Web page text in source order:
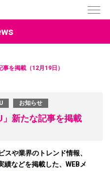
を掲載（12月19日）
お知らせ
」新たな記事を掲載
スや業界のトレンド情報、
績などを掲載した、WEBメ